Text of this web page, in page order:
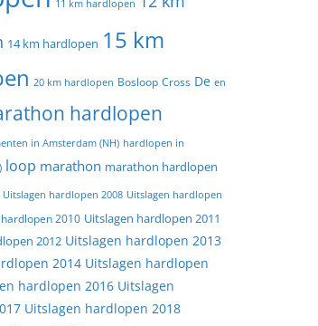
11 km hardlopen
14 km hardlopen 15 km
20 km hardlopen Bosloop Cross De en
hardlopen
in Amsterdam (NH) hardlopen in
loop marathon marathon hardlopen
Uitslagen hardlopen 2008 Uitslagen hardlopen
2010 Uitslagen hardlopen 2011
2012 Uitslagen hardlopen 2013
2014 Uitslagen hardlopen
hardlopen 2016 Uitslagen
Uitslagen hardlopen 2018